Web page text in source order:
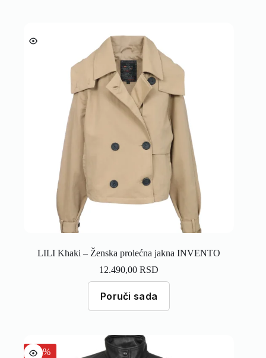
LILI Khaki – Ženska prolećna jakna INVENTO
12.490,00RSD
Poruči sada
-30%